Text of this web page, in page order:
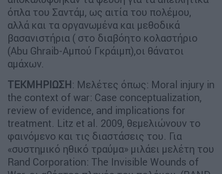
όπλα του Σαντάμ, ως αιτία του πολέμου,
αλλά και τα οργανωμένα και μεθοδικά
βασανιστήρια ( στο διαβόητο κολαστήριο
(Abu Ghraib-Αμπού Γκράιμπ),οι θάνατοι
αμάχων.
ΤΕΚΜΗΡΙΩΣΗ: Μελέτες όπως: Moral injury in
the context of war: Case conceptualization,
review of evidence, and implications for
treatment. Litz et al. 2009, θεμελιώνουν το
φαινόμενο και τις διαστάσεις του. Για
«συστημικό ηθικό τραύμα» μιλάει μελέτη του
Rand Corporation: The Invisible Wounds of